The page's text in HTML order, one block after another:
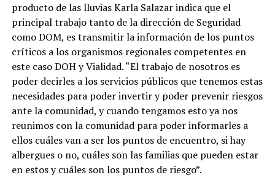
producto de las lluvias Karla Salazar indica que el
principal trabajo tanto de la dirección de Seguridad
como DOM, es transmitir la información de los puntos
críticos a los organismos regionales competentes en
este caso DOH y Vialidad. “El trabajo de nosotros es
poder decirles a los servicios públicos que tenemos estas
necesidades para poder invertir y poder prevenir riesgos
ante la comunidad, y cuando tengamos esto ya nos
reunimos con la comunidad para poder informarles a
ellos cuáles van a ser los puntos de encuentro, si hay
albergues o no, cuáles son las familias que pueden estar
en estos y cuáles son los puntos de riesgo”.